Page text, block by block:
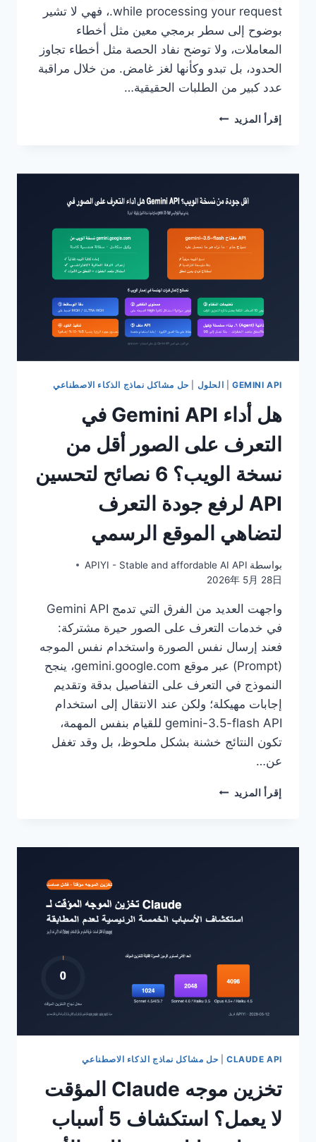
while processing your request.، فهي لا تشير
بوضوح إلى سطر برمجي معين مثل أخطاء
المعاملات، ولا توضح نفاد الحصة مثل أخطاء تجاوز
الحدود، بل تبدو وكأنها لغز غامض. من خلال مراقبة
عدد كبير من الطلبات الحقيقية…
إقرأ المزيد استكشاف
2-
وإصلاحها:
أسباب
رئيسية
حلان
مستقران
GEMINI API
| الحلول حل مشاكل نماذج الذكاء الاصطناعي
هل أداء Gemini API في
التعرف على الصور أقل من
نسخة الويب؟ 6 نصائح لتحسين
API لرفع جودة التعرف
لتضاهي الموقع الرسمي
بواسطة APIYI - Stable and affordable AI API
2026年 5月 28日
واجهت العديد من الفرق التي تدمج Gemini API
في خدمات التعرف على الصور حيرة مشتركة:
فعند إرسال نفس الصورة واستخدام نفس الموجه
(Prompt) عبر موقع gemini.google.com، ينجح
النموذج في التعرف على التفاصيل بدقة وتقديم
إجابات مهيكلة؛ ولكن عند الانتقال إلى استخدام
gemini-3.5-flash API للقيام بنفس المهمة،
تكون النتائج خشنة بشكل ملحوظ، بل وقد تغفل
عن…
إقرأ المزيد هل
في
من
6
نصائح
لتحسين
API
التعرف
الرسمي
CLAUDE API
| حل مشاكل نماذج الذكاء الاصطناعي
تخزين موجه Claude المؤقت
لا يعمل؟ استكشاف 5 أسباب